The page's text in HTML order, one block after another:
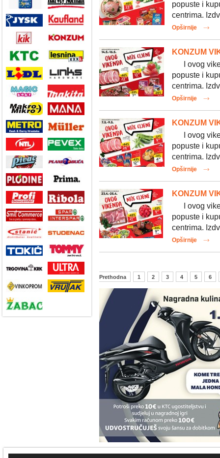
popuste i
centrima.
Opširnije
KONZUM
I ovog
popuste i
centrima.
Opširnije
KONZUM
I ovog
popuste i
centrima.
Opširnije
KONZUM
I ovog
popuste i
centrima.
Opširnije
Prethodna 1 2 3 4 5 6